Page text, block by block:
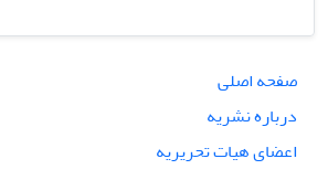
صفحه اصلی
درباره نشریه
اعضای هیات تحریریه